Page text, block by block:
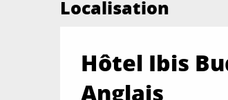
Localisation
Hôtel Ibis
Anglais